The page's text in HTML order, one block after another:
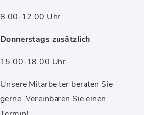
8.00-12.00 Uhr
Donnerstags zusätzlich
15.00-18.00 Uhr
Unsere Mitarbeiter beraten Sie
gerne. Vereinbaren Sie einen